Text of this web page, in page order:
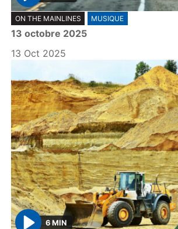
P
l
a
y
ON THE MAINLINES MUSIQUE
13 octobre 2025
13 Oct 2025
6 MIN